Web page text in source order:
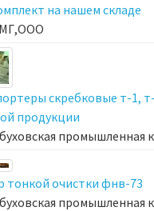
на нашем складе
скребковые т-1,
продукции
промышленная
тонкой очистки фнв-73
промышленная